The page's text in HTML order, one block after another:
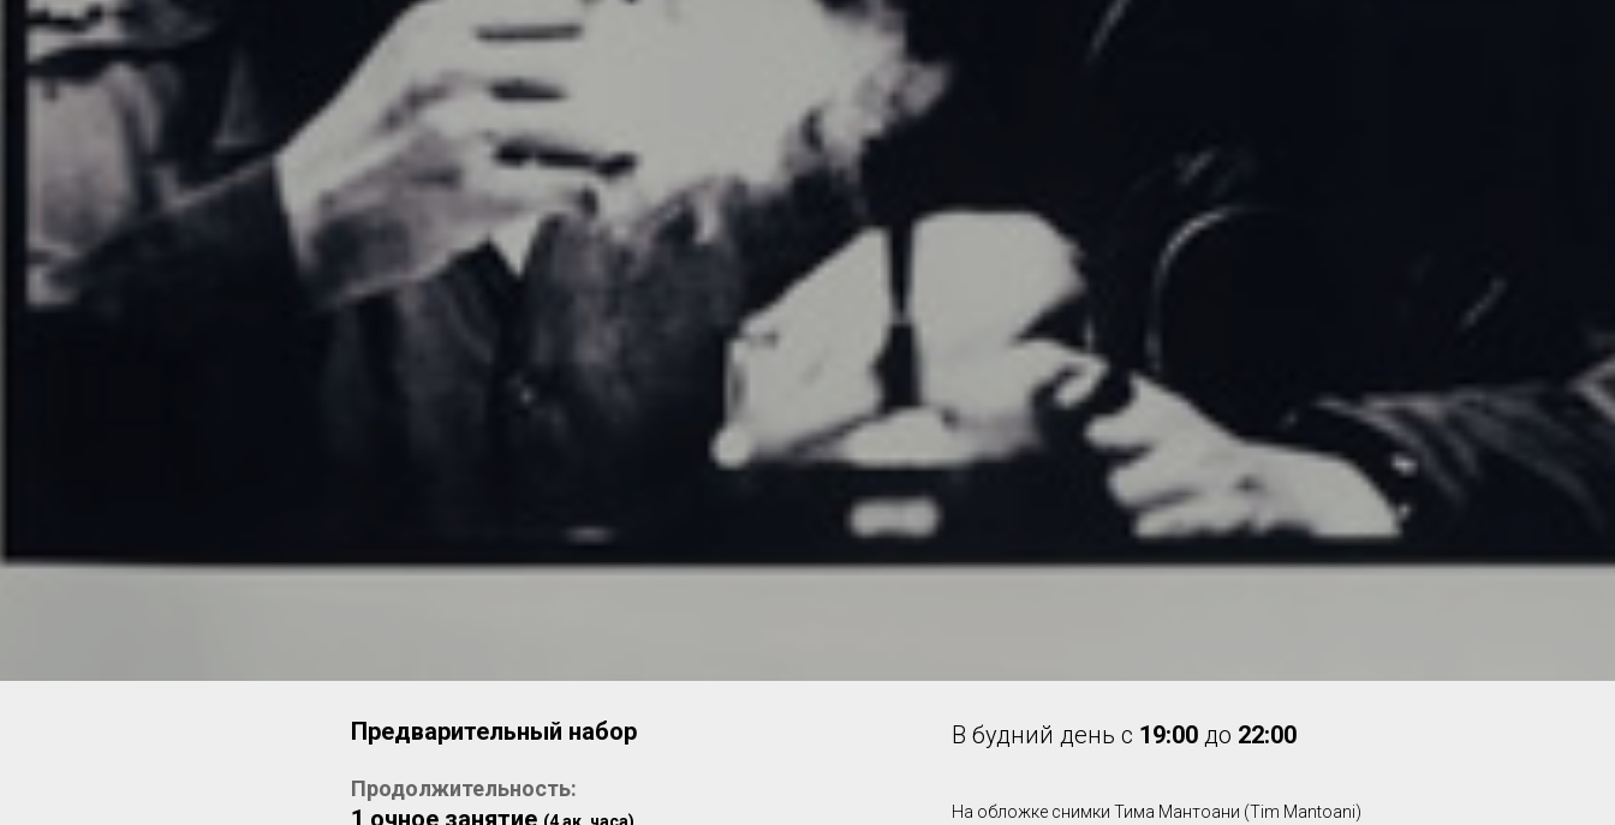
Предварительный набор
Продолжительность:
1 очное занятие
В будний день с 19:00 до 22:00
На обложке снимки Тима Мантоани (Tim Mantoani)